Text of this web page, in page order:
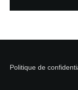
Politique de